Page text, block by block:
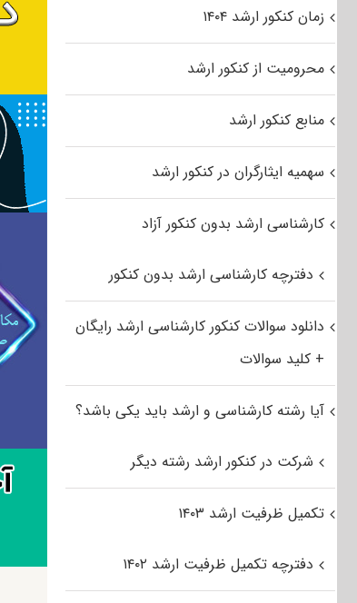
زمان کنکور ارشد ۱۴۰۴
محرومیت از کنکور ارشد
منابع کنکور ارشد
سهمیه ایثارگران در کنکور ارشد
کارشناسی ارشد بدون کنکور آزاد
دفترچه کارشناسی ارشد بدون کنکور
دانلود سوالات کنکور کارشناسی ارشد رایگان
+ کلید سوالات
آیا رشته کارشناسی و ارشد باید یکی باشد؟
شرکت در کنکور ارشد رشته دیگر
تکمیل ظرفیت ارشد ۱۴۰۳
دفترچه تکمیل ظرفیت ارشد ۱۴۰۲